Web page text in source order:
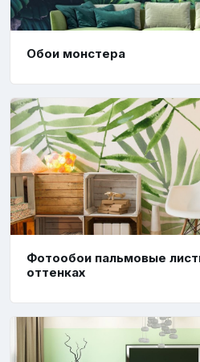
Обои монстера
Фотообои пальмовые
оттенках